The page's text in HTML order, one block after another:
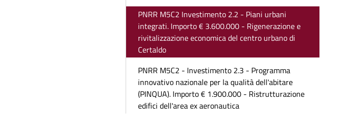
PNRR M5C2 Investimento 2.2 - Piani urbani
integrati. Importo € 3.600.000 - Rigenerazione e
rivitalizzazione economica del centro urbano di
Certaldo
PNRR M5C2 - Investimento 2.3 - Programma
innovativo nazionale per la qualità dell'abitare
(PINQUA). Importo € 1.900.000 - Ristrutturazione
edifici dell'area ex aeronautica